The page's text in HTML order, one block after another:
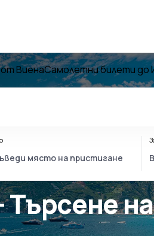
ВиенаСамолетни билети до
Търсене